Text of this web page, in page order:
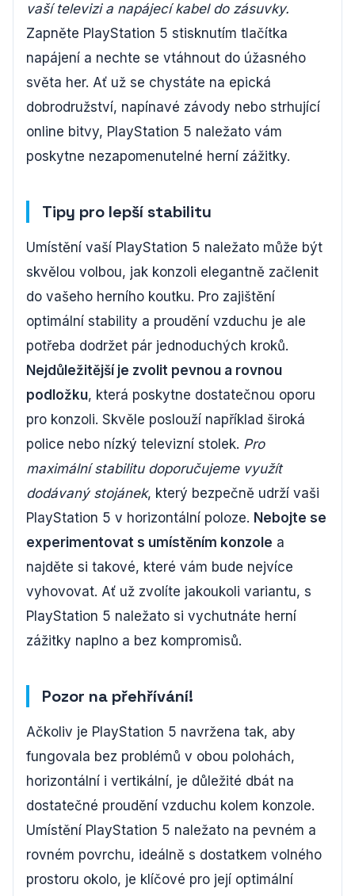
vaší televizi a napájecí kabel do zásuvky.
Zapněte PlayStation 5 stisknutím tlačítka
napájení a nechte se vtáhnout do úžasného
světa her. Ať už se chystáte na epická
dobrodružství, napínavé závody nebo strhující
online bitvy, PlayStation 5 naležato vám
poskytne nezapomenutelné herní zážitky.
Tipy pro lepší stabilitu
Umístění vaší PlayStation 5 naležato může být
skvělou volbou, jak konzoli elegantně začlenit
do vašeho herního koutku. Pro zajištění
optimální stability a proudění vzduchu je ale
potřeba dodržet pár jednoduchých kroků.
Nejdůležitější je zvolit pevnou a rovnou
podložku, která poskytne dostatečnou oporu
pro konzoli. Skvěle poslouží například široká
police nebo nízký televizní stolek. Pro
maximální stabilitu doporučujeme využít
dodávaný stojánek, který bezpečně udrží vaši
PlayStation 5 v horizontální poloze. Nebojte se
experimentovat s umístěním konzole a
najděte si takové, které vám bude nejvíce
vyhovovat. Ať už zvolíte jakoukoli variantu, s
PlayStation 5 naležato si vychutnáte herní
zážitky naplno a bez kompromisů.
Pozor na přehřívání!
Ačkoliv je PlayStation 5 navržena tak, aby
fungovala bez problémů v obou polohách,
horizontální i vertikální, je důležité dbát na
dostatečné proudění vzduchu kolem konzole.
Umístění PlayStation 5 naležato na pevném a
rovném povrchu, ideálně s dostatkem volného
prostoru okolo, je klíčové pro její optimální